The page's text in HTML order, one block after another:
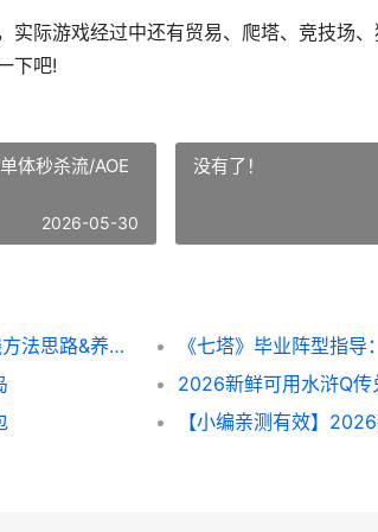
际游戏经过中还有贸易、爬塔、竞技场、
下吧!
体秒杀流/AOE
2026-05-30
没有了！
《七塔》手机游戏新人策略：主线方法思路&养成战斗系统说明 七塔禅寺百科